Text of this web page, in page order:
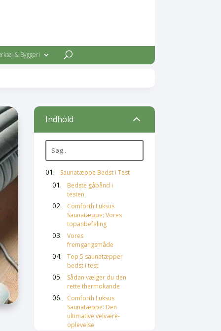
& Byggeri
Indhold 2
Saunatæppe Bedst i Test
Bedste gåbånd i
testen
Comforth Luksus
Saunatæppe: Vores
topanbefaling
Vores
fremgangsmåde
Top 5 saunatæpper
bedst i test
Sådan vælger du den
rette thermokande
Comforth Luksus
Saunatæppe: Den
ultimative velvære-
oplevelse